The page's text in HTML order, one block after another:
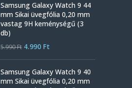
Samsung Galaxy Watch 9 44
mm Sikai üvegfólia 0,20 mm
vastag 9H keménységű (3
db)
5.990Ft 4.990 Ft
Samsung Galaxy Watch 9 40
mm Sikai üvegfólia 0,20 mm